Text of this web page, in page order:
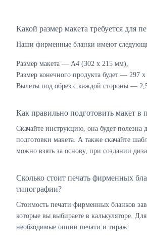
Какой размер макета требуется для
Наши фирменные бланки имеют
Размер макета — А4 (302 х 215 мм),
Размер конечного продукта будет — 297
Вылеты под обрез с каждой стороны —
Как правильно подготовить макет в
Скачайте инструкцию, она будет полезна
подготовки макета. А также скачайте
можно взять за основу, при создании
Сколько стоит печать фирменных
типографии?
Стоимость печати фирменных бланков
которые вы выбираете в калькуляторе.
необходимые опции печати и тираж.